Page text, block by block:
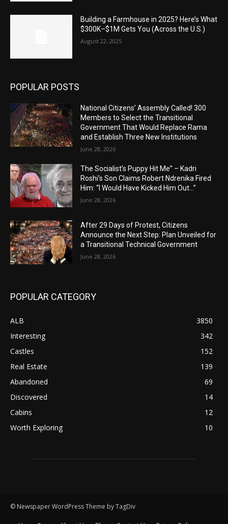
Building a Farmhouse in 2025? Here’s What
$300K–$1M Gets You (Across the U.S.)
August 22, 2025
POPULAR POSTS
National Citizens’ Assembly Called! 300
Members to Select the Transitional
Government That Would Replace Rama
and Establish Three New Institutions
June 28, 2026
The Socialist’s Puppy Hit Me” – Kadri
Roshi’s Son Claims Robert Ndrenika Fired
Him: “I Would Have Kicked Him Out…”
June 28, 2026
After 29 Days of Protest, Citizens
Announce the Next Step: Plan Unveiled for
a Transitional Technical Government
June 28, 2026
POPULAR CATEGORY
ALB
3850
Interesting
342
Castles
152
Real Estate
139
Abandoned
69
Discovered
14
Cabins
12
Worth Exploring
10
© Newspaper WordPress Theme by TagDiv